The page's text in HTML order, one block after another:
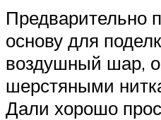
Предварительно
основу для
воздушный шар,
шерстяными
Дали хорошо